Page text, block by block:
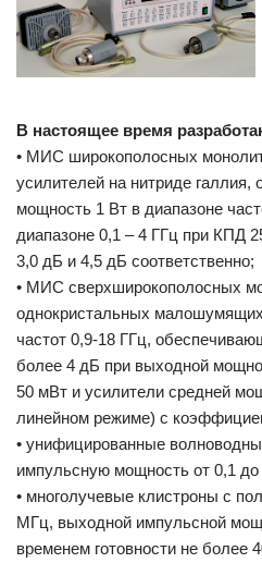
В настоящее время
• МИС широкополосных
усилителей на нитриде
мощность 1 Вт в диапазоне
диапазоне 0,1 – 4 ГГц при КПД
3,0 дБ и 4,5 дБ соответственно;
• МИС сверхширокополосных
однокристальных
частот 0,9-18 ГГц,
более 4 дБ при выходной
50 мВт и усилители средней
линейном режиме) с
• унифицированные
импульсную мощность от 0,1
• многолучевые клистроны с
МГц, выходной импульсной
временем готовности не более